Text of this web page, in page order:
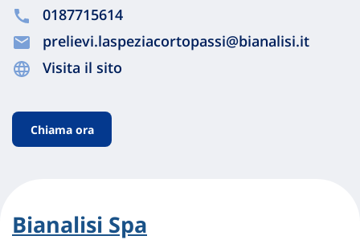
0187715614
prelievi.laspeziacortopassi@bianalisi.it
Visita il sito
Chiama ora
Bianalisi Spa